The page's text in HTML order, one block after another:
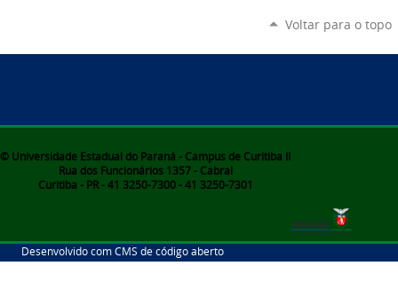
Voltar para o topo
© Universidade Estadual do Paraná - Campus de Curitiba II
Rua dos Funcionários 1357 - Cabral
Curitiba - PR - 41 3250-7300 - 41 3250-7301
Desenvolvido com CMS de código aberto